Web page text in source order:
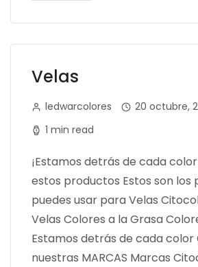
Velas
ledwarcolores
20 octubre,
1 min read
¡Estamos detrás de cada
estos productos Estos son los
puedes usar para Velas
Velas Colores a la Grasa
Estamos detrás de cada color
nuestras MARCAS Marcas